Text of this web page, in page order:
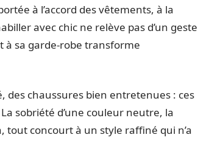
à l’accord des vêtements, à la
avec chic ne relève pas d’un geste
à sa garde-robe transforme
des chaussures bien entretenues : ces
sobriété d’une couleur neutre, la
tout concourt à un style raffiné qui n’a